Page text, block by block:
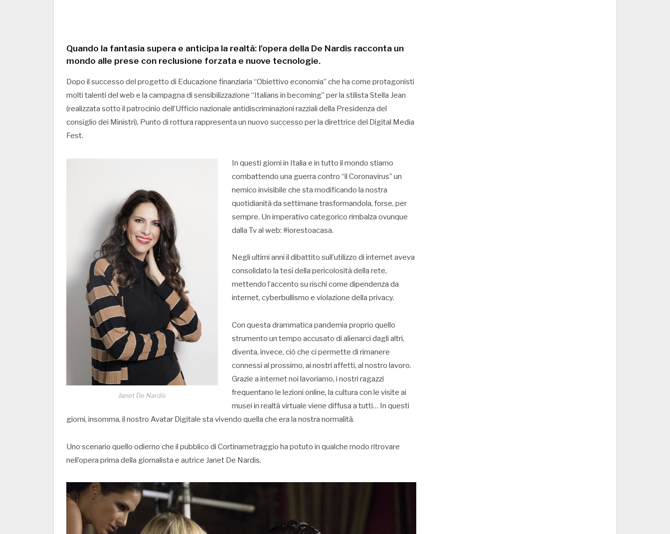
Quando la fantasia supera e anticipa la realtà: l’opera della De Nardis racconta un
mondo alle prese con reclusione forzata e nuove tecnologie.
Dopo il successo del progetto di Educazione finanziaria “Obiettivo economia” che ha come protagonisti
molti talenti del web e la campagna di sensibilizzazione “Italians in becoming” per la stilista Stella Jean
(realizzata sotto il patrocinio dell’Ufficio nazionale antidiscriminazioni razziali della Presidenza del
consiglio dei Ministri), Punto di rottura rappresenta un nuovo successo per la direttrice del Digital Media
Fest.
Janet De Nardis
In questi giorni in Italia e in tutto il mondo stiamo
combattendo una guerra contro “il Coronavirus” un
nemico invisibile che sta modificando la nostra
quotidianità da settimane trasformandola, forse, per
sempre. Un imperativo categorico rimbalza ovunque
dalla Tv al web: #iorestoacasa.
Negli ultimi anni il dibattito sull’utilizzo di internet aveva
consolidato la tesi della pericolosità della rete,
mettendo l’accento su rischi come dipendenza da
internet, cyberbullismo e violazione della privacy.
Con questa drammatica pandemia proprio quello
strumento un tempo accusato di alienarci dagli altri,
diventa, invece, ciò che ci permette di rimanere
connessi al prossimo, ai nostri affetti, al nostro lavoro.
Grazie a internet noi lavoriamo, i nostri ragazzi
frequentano le lezioni online, la cultura con le visite ai
musei in realtà virtuale viene diffusa a tutti… In questi
giorni, insomma, il nostro Avatar Digitale sta vivendo quella che era la nostra normalità.
Uno scenario quello odierno che il pubblico di Cortinametraggio ha potuto in qualche modo ritrovare
nell’opera prima della giornalista e autrice Janet De Nardis.